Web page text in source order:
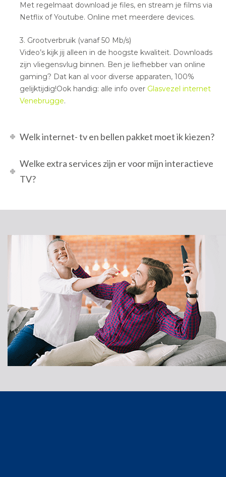
Met regelmaat download je files, en stream je films via
Netflix of Youtube. Online met meerdere devices.
3. Grootverbruik (vanaf 50 Mb/s)
Video’s kijk jij alleen in de hoogste kwaliteit. Downloads
zijn vliegensvlug binnen. Ben je liefhebber van online
gaming? Dat kan al voor diverse apparaten, 100%
gelijktijdig!Ook handig: alle info over Glasvezel internet
Venebrugge.
Welk internet- tv en bellen pakket moet ik kiezen?
Welke extra services zijn er voor mijn interactieve
TV?